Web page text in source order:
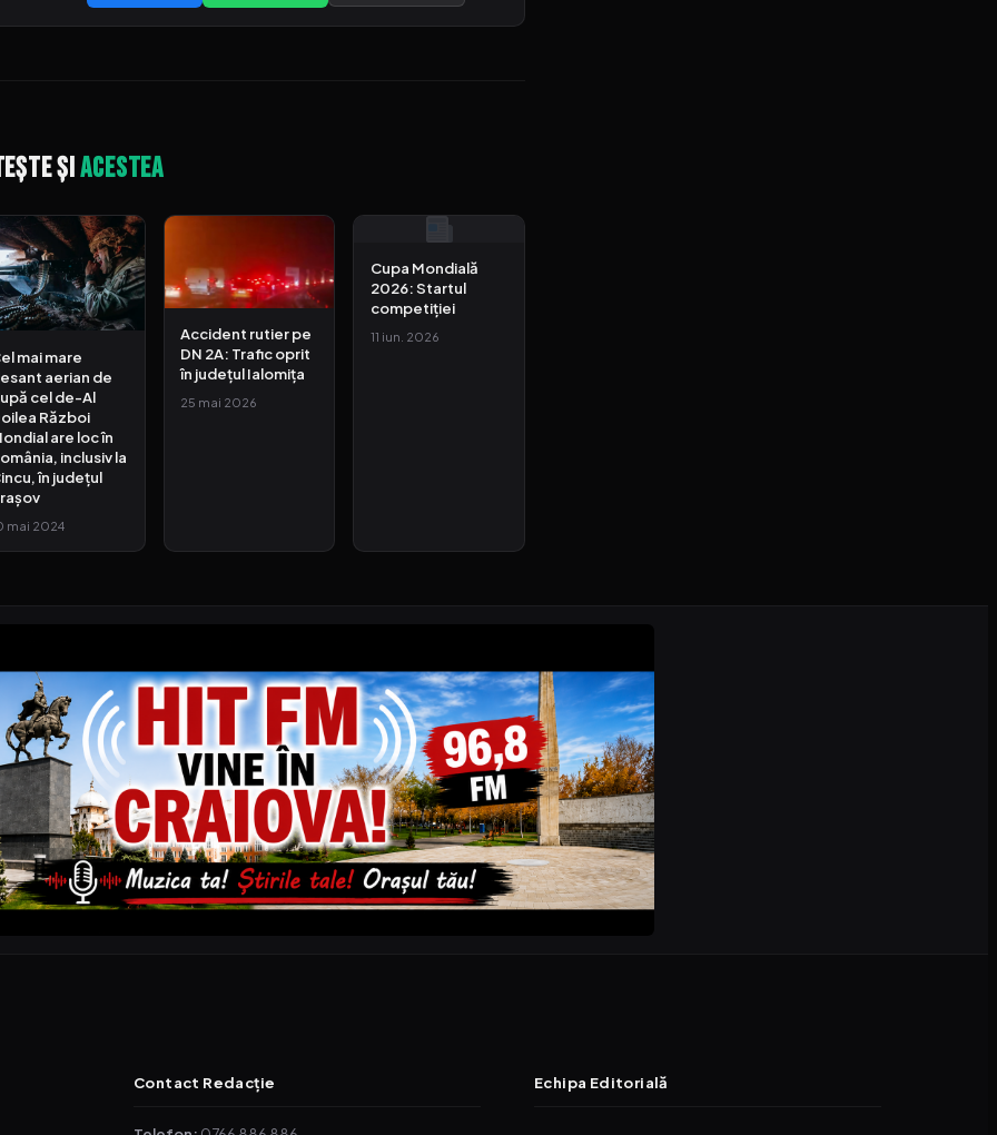
șiacestea
mai mare
aerian de
cel de-Al
Război
are loc în
inclusiv la
în județul
mai 2024
Accident rutier pe
DN 2A: Trafic oprit
în județul Ialomița
25 mai 2026
Cupa Mondială
2026: Startul
competiției
11 iun. 2026
Contact Redacție Echipa Editorială